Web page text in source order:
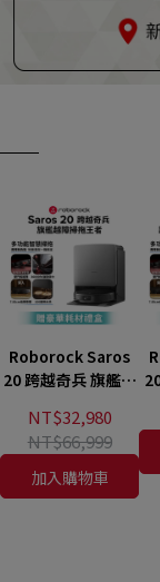
Roborock Saros
20 跨越奇兵 旗艦越
熱水洗/4.5+4.3公分
雙門檻越
障/36000Pa/深入
7.95cm低矮空間/零
NT$32,980
NT$66,999
加入購物車